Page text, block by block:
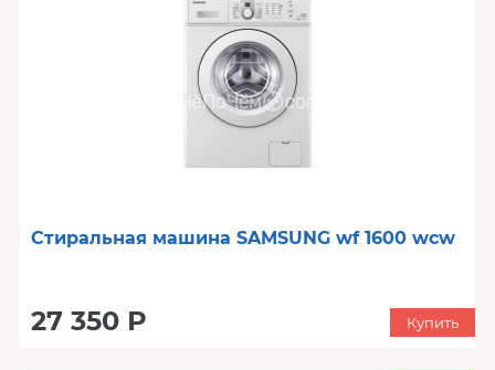
Стиральная машина SAMSUNG wf 1600 wcw
27 350 Р Купить